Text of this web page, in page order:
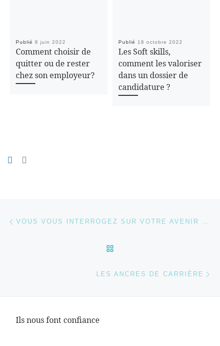
Publié 8 juin 2022
Comment choisir de
quitter ou de rester
chez son employeur?
Publié 18 octobre 2022
Les Soft skills,
comment les valoriser
dans un dossier de
candidature ?
Parcourir les articles VOUS VOUS INTERROGEZ SUR VOTRE AVENIR PROFESSIONNEL ? LE BILAN DE COMPÉTENCES EST-IL LE MOYEN POUR POSER LES BASES DE VOTRE RECONVERSION ?
LES ANCRES DE CARRIÈRE
Ils nous font confiance